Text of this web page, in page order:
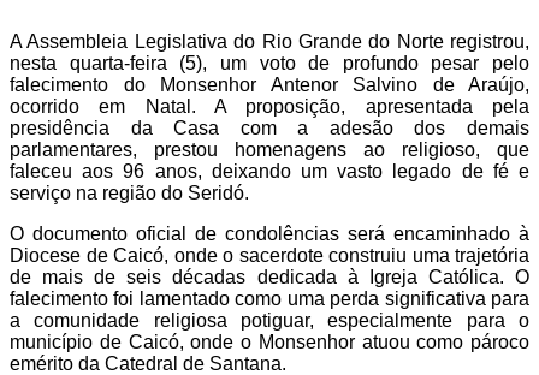
A Assembleia Legislativa do Rio Grande do Norte registrou,
nesta quarta-feira (5), um voto de profundo pesar pelo
falecimento do Monsenhor Antenor Salvino de Araújo,
ocorrido em Natal. A proposição, apresentada pela
presidência da Casa com a adesão dos demais
parlamentares, prestou homenagens ao religioso, que
faleceu aos 96 anos, deixando um vasto legado de fé e
serviço na região do Seridó.
O documento oficial de condolências será encaminhado à
Diocese de Caicó, onde o sacerdote construiu uma trajetória
de mais de seis décadas dedicada à Igreja Católica. O
falecimento foi lamentado como uma perda significativa para
a comunidade religiosa potiguar, especialmente para o
município de Caicó, onde o Monsenhor atuou como pároco
emérito da Catedral de Santana.